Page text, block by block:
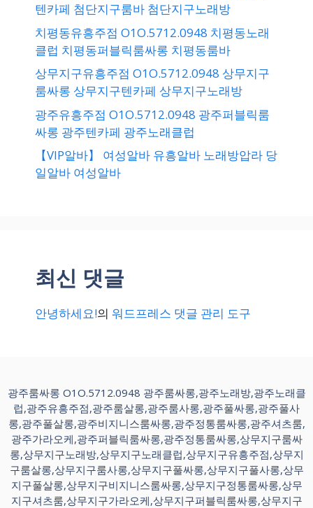
텐카페 첨단지구룸바 첨단지구노래방
치평동유흥주점 O1O.5712.0948 치평동노래
클럽 치평동퍼블릭룸싸롱 치평동룸바
상무지구유흥주점 O1O.5712.0948 상무지구
룸싸롱 상무지구텐카페 상무지구노래방
광주유흥주점 O1O.5712.0948 광주퍼블릭룸
싸롱 광주텐카페 광주노래클럽
【VIP알바】 여성알바 유흥알바 노래방압라 당
일알바 여성알바
최신 댓글
안녕하세요!의 워드프레스 댓글 관리 도구
광주룸싸롱 O1O.5712.0948 광주룸싸롱,광주노래방,광주노래클
럽,광주유흥주점,광주룸살롱,광주룸사롱,광주풀싸롱,광주풀사
롱,광주풀살롱,광주비지니스룸싸롱,광주정통룸싸롱,광주셔츠룸,
광주가라오케,광주퍼블릭룸싸롱,광주정통룸싸롱,상무지구룸싸
롱,상무지구노래방,상무지구노래클럽,상무지구유흥주점,상무지
구룸살롱,상무지구룸사롱,상무지구풀싸롱,상무지구풀사롱,상무
지구풀살롱,상무지구비지니스룸싸롱,상무지구정통룸싸롱,상무
지구셔츠룸,상무지구가라오케,상무지구퍼블릭룸싸롱,상무지구